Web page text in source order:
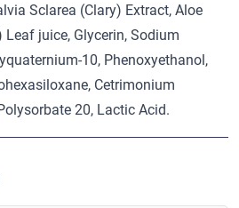
Sclarea (Clary) Extract, Aloe
Leaf juice, Glycerin, Sodium
10, Phenoxyethanol,
Cetrimonium
20, Lactic Acid.